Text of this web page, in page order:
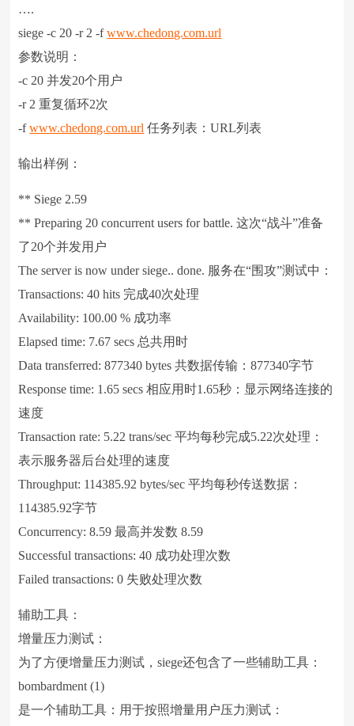
….
siege -c 20 -r 2 -fwww.chedong.com.url
参数说明：
-c 20 并发20个用户
-r 2 重复循环2次
-fwww.chedong.com.url 任务列表：URL列表
输出样例：
** Siege 2.59
** Preparing 20 concurrent users for battle. 这次“战斗”准备
了20个并发用户
The server is now under siege.. done. 服务在“围攻”测试中：
Transactions: 40 hits 完成40次处理
Availability: 100.00 % 成功率
Elapsed time: 7.67 secs 总共用时
Data transferred: 877340 bytes 共数据传输：877340字节
Response time: 1.65 secs 相应用时1.65秒：显示网络连接的
速度
Transaction rate: 5.22 trans/sec 平均每秒完成5.22次处理：
表示服务器后台处理的速度
Throughput: 114385.92 bytes/sec 平均每秒传送数据：
114385.92字节
Concurrency: 8.59 最高并发数 8.59
Successful transactions: 40 成功处理次数
Failed transactions: 0 失败处理次数
辅助工具：
增量压力测试：
为了方便增量压力测试，siege还包含了一些辅助工具：
bombardment (1)
是一个辅助工具：用于按照增量用户压力测试：